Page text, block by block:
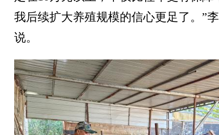
我后续扩大养殖规模的信心更足了。”
说。